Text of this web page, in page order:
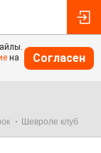
на
Согласен
Шевроле клуб